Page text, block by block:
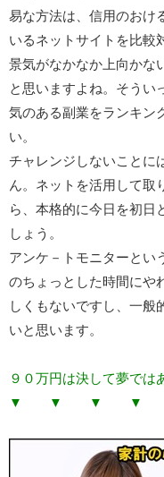
易な方法は、信用のおけ
いるネットサイトを比較
景気がなかなか上向かな
と思いますよね。そうい
気のある副業をランキン
い。
チャレンジしないことに
ん。ネットを活用して取
ら、本格的に今日を初日
しょう。
アンケ－トモニターとい
のちょっとした時間にや
しくもないですし、一般
いと思います。
９０万円は決して夢では
▼ ▼ ▼ ▼